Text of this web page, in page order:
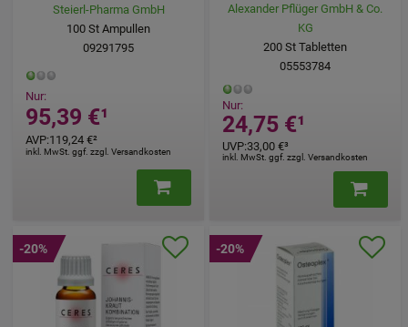
Steierl-Pharma GmbH
100 St Ampullen
09291795
Nur:
95,39 €¹
AVP:119,24 €²
inkl. MwSt. ggf. zzgl. Versandkosten
Alexander Pflüger GmbH & Co.
KG
200 St Tabletten
05553784
Nur:
24,75 €¹
UVP:33,00 €³
inkl. MwSt. ggf. zzgl. Versandkosten
-20% -20%